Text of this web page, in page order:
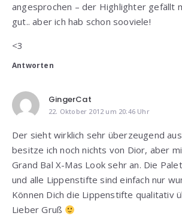
angesprochen – der Highlighter gefällt
gut.. aber ich hab schon sooviele!
<3
Antworten
GingerCat
22. Oktober 2012 um 20:46 Uhr
Der sieht wirklich sehr überzeugend
besitze ich noch nichts von Dior, aber
Grand Bal X-Mas Look sehr an. Die
und alle Lippenstifte sind einfach nur
Können Dich die Lippenstifte qualitativ
Lieber Gruß